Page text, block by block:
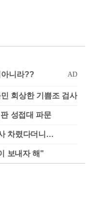
회상한 기쁨조 검사
성접대 파문
차렸다더니…
보내자 해"